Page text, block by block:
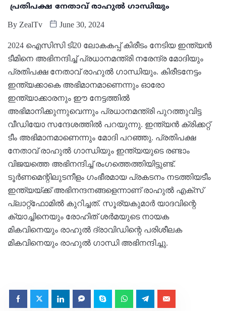
പ്രതിപക്ഷ നേതാവ് രാഹുല്‍ ഗാന്ധിയും
By ZealTv June 30, 2024
2024 ഐസിസി ടി20 ലോകകപ്പ് കിരീടം നേടിയ ഇന്ത്യന്‍
ടീമിനെ അഭിനന്ദിച്ച് പ്രധാനമന്ത്രി നരേന്ദ്ര മോദിയും
പ്രതിപക്ഷ നേതാവ് രാഹുല്‍ ഗാന്ധിയും. കിരീടനേട്ടം
ഇന്ത്യക്കാകെ അഭിമാനമാണെന്നും ഓരോ
ഇന്ത്യാക്കാരനും ഈ നേട്ടത്തില്‍
അഭിമാനിക്കുന്നുവെന്നും പ്രധാനമന്ത്രി പുറത്തുവിട്ട
വീഡിയോ സന്ദേശത്തില്‍ പറയുന്നു. ഇന്ത്യന്‍ ക്രിക്കറ്റ്
ടീം അഭിമാനമാണെന്നും മോദി പറഞ്ഞു. പ്രതിപക്ഷ
നേതാവ് രാഹുല്‍ ഗാന്ധിയും ഇന്ത്യയുടെ രണ്ടാം
വിജയത്തെ അഭിനന്ദിച്ച് രംഗത്തെത്തിയിട്ടുണ്ട്.
ടൂര്‍ണമെന്റിലുടനീളം ഗംഭീരമായ പ്രകടനം നടത്തിയടീം
ഇന്ത്യയ്ക്ക് അഭിനന്ദനങ്ങളെന്നാണ് രാഹുല്‍ എക്‌സ്
പ്ലാറ്റ്‌ഫോമില്‍ കുറിച്ചത്. സൂര്യകുമാര്‍ യാദവിന്റെ
ക്യാച്ചിനെയും രോഹിത് ശര്‍മയുടെ നായക
മികവിനെയും രാഹുല്‍ ദ്രാവിഡിന്റെ പരിശീലക
മികവിനെയും രാഹുല്‍ ഗാന്ധി അഭിനന്ദിച്ചു.